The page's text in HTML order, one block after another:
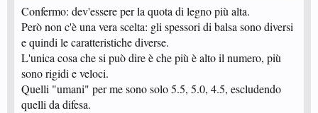
Confermo: dev'essere per la quota di legno più alta.
Però non c'è una vera scelta: gli spessori di balsa sono diversi
e quindi le caratteristiche diverse.
L'unica cosa che si può dire è che più è alto il numero, più
sono rigidi e veloci.
Quelli "umani" per me sono solo 5.5, 5.0, 4.5, escludendo
quelli da difesa.